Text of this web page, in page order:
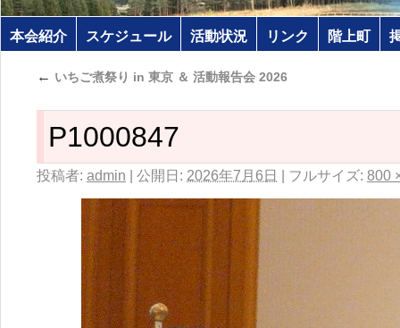
本会紹介 スケジュール 活動状況 リンク 階上町
← いちご煮祭り in 東京 ＆ 活動報告会 2026
P1000847
投稿者: admin 公開日: 2026年7月6日 フルサイズ: 800